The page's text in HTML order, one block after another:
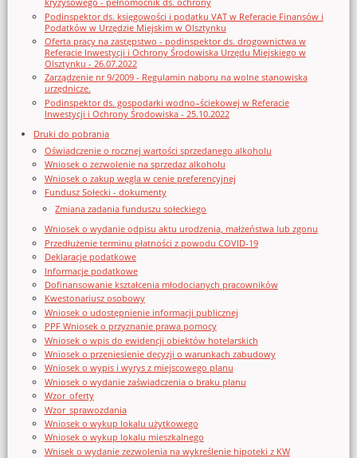
Podinspektor ds. księgowości i podatku VAT w Referacie Finansów i
Podatków w Urzędzie Miejskim w Olsztynku
Oferta pracy na zastępstwo - podinspektor ds. drogownictwa w
Referacie Inwestycji i Ochrony Środowiska Urzędu Miejskiego w
Olsztynku - 26.07.2022
Zarządzenie nr 9/2009 - Regulamin naboru na wolne stanowiska
urzędnicze.
Podinspektor ds. gospodarki wodno–ściekowej w Referacie
Inwestycji i Ochrony Środowiska - 25.10.2022
Druki do pobrania
Oświadczenie o rocznej wartości sprzedanego alkoholu
Wniosek o zezwolenie na sprzedaz alkoholu
Wniosek o zakup węgla w cenie preferencyjnej
Fundusz Sołecki - dokumenty
Zmiana zadania funduszu sołeckiego
Wniosek o wydanie odpisu aktu urodzenia, małżeństwa lub zgonu
Przedłużenie terminu płatności z powodu COVID-19
Deklaracje podatkowe
Informacje podatkowe
Dofinansowanie kształcenia młodocianych pracowników
Kwestonariusz osobowy
Wniosek o udostępnienie informacji publicznej
PPF Wniosek o przyznanie prawa pomocy
Wniosek o wpis do ewidencji obiektów hotelarskich
Wniosek o przeniesienie decyzji o warunkach zabudowy
Wniosek o wypis i wyrys z miejscowego planu
Wniosek o wydanie zaświadczenia o braku planu
Wzor_oferty
Wzor_sprawozdania
Wniosek o wykup lokalu użytkowego
Wniosek o wykup lokalu mieszkalnego
Wnisek o wydanie zezwolenia na wykreślenie hipoteki z KW